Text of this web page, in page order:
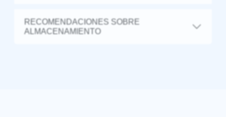
RECOMENDACIONES SOBRE
ALMACENAMIENTO